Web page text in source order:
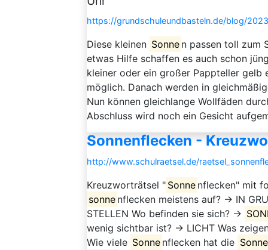
https://grundschuleundbasteln.de/blog/
Diese kleinen Sonne n passen toll zum
etwas Hilfe schaffen es auch schon
kleiner oder ein großer Pappteller gelb
möglich. Danach werden in
Nun können gleichlange Wollfäden
Abschluss wird noch ein Gesicht
Sonnenflecken -
http://www.schulraetsel.de/
Kreuzworträtsel " Sonne nflecken" mit
sonne nflecken meistens auf? → IN
STELLEN Wo befinden sie sich? →
wenig sichtbar ist? → LICHT Was
Wie viele Sonne nflecken hat die Sonne